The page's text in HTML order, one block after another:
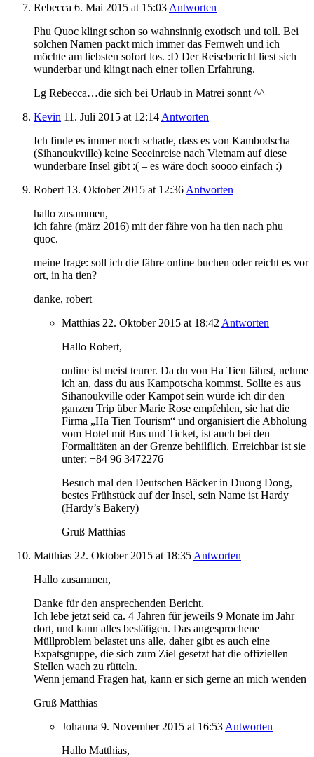
Rebecca 6. Mai 2015 at 15:03 Antworten
Phu Quoc klingt schon so wahnsinnig exotisch und toll. Bei
solchen Namen packt mich immer das Fernweh und ich
möchte am liebsten sofort los. :D Der Reisebericht liest sich
wunderbar und klingt nach einer tollen Erfahrung.
Lg Rebecca…die sich bei Urlaub in Matrei sonnt ^^
Kevin 11. Juli 2015 at 12:14 Antworten
Ich finde es immer noch schade, dass es von Kambodscha
(Sihanoukville) keine Seeeinreise nach Vietnam auf diese
wunderbare Insel gibt :( – es wäre doch soooo einfach :)
Robert 13. Oktober 2015 at 12:36 Antworten
hallo zusammen,
ich fahre (märz 2016) mit der fähre von ha tien nach phu
quoc.
meine frage: soll ich die fähre online buchen oder reicht es vor
ort, in ha tien?
danke, robert
Matthias 22. Oktober 2015 at 18:42 Antworten
Hallo Robert,
online ist meist teurer. Da du von Ha Tien fährst, nehme
ich an, dass du aus Kampotscha kommst. Sollte es aus
Sihanoukville oder Kampot sein würde ich dir den
ganzen Trip über Marie Rose empfehlen, sie hat die
Firma „Ha Tien Tourism“ und organisiert die Abholung
vom Hotel mit Bus und Ticket, ist auch bei den
Formalitäten an der Grenze behilflich. Erreichbar ist sie
unter: +84 96 3472276
Besuch mal den Deutschen Bäcker in Duong Dong,
bestes Frühstück auf der Insel, sein Name ist Hardy
(Hardy’s Bakery)
Gruß Matthias
Matthias 22. Oktober 2015 at 18:35 Antworten
Hallo zusammen,
Danke für den ansprechenden Bericht.
Ich lebe jetzt seid ca. 4 Jahren für jeweils 9 Monate im Jahr
dort, und kann alles bestätigen. Das angesprochene
Müllproblem belastet uns alle, daher gibt es auch eine
Expatsgruppe, die sich zum Ziel gesetzt hat die offiziellen
Stellen wach zu rütteln.
Wenn jemand Fragen hat, kann er sich gerne an mich wenden
Gruß Matthias
Johanna 9. November 2015 at 16:53 Antworten
Hallo Matthias,